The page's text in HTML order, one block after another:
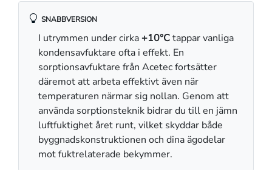
SNABBVERSION
I utrymmen under cirka +10°Ctappar vanliga
kondensavfuktare ofta i effekt. En
sorptionsavfuktare från Acetec fortsätter
däremot att arbeta effektivt även när
temperaturen närmar sig nollan. Genom att
använda sorptionsteknik bidrar du till en jämn
luftfuktighet året runt, vilket skyddar både
byggnadskonstruktionen och dina ägodelar
mot fuktrelaterade bekymmer.